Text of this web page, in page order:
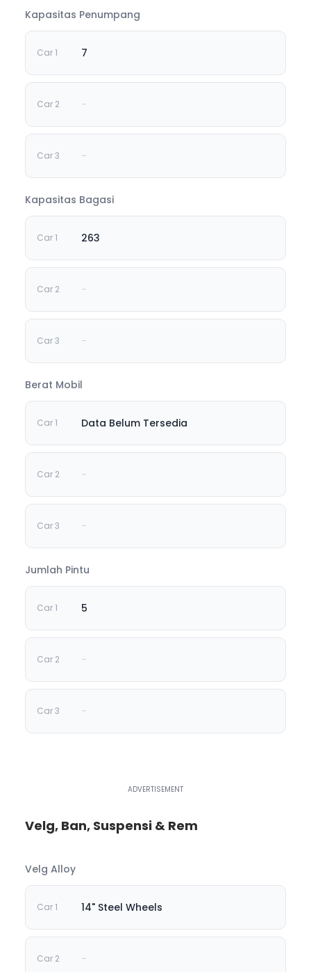
Kapasitas Penumpang
7
-
-
Kapasitas Bagasi
263
-
-
Berat Mobil
Data Belum Tersedia
-
-
Jumlah Pintu
5
-
-
Velg, Ban, Suspensi & Rem
Velg Alloy
14" Steel Wheels
-